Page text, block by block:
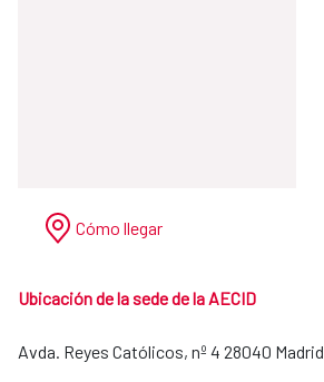
Cómo llegar
Ubicación de la sede de la AECID
Avda. Reyes Católicos, nº 4 28040 Madrid